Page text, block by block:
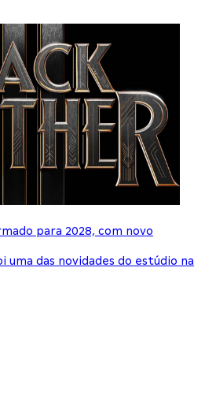
para 2028, com novo
uma das novidades do estúdio na